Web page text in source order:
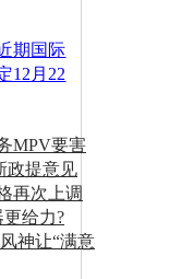
期国际
12月22
MPV要害
政提意见
再次上调
给力?
神让“满意